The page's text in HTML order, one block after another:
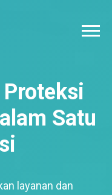
Satu
layanan dan